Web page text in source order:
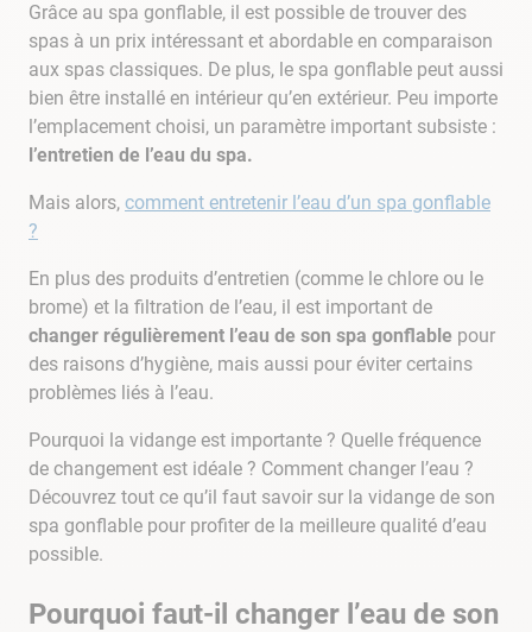
Grâce au spa gonflable, il est possible de trouver des
spas à un prix intéressant et abordable en comparaison
aux spas classiques. De plus, le spa gonflable peut aussi
bien être installé en intérieur qu’en extérieur. Peu importe
l’emplacement choisi, un paramètre important subsiste :
l’entretien de l’eau du spa.
Mais alors, comment entretenir l’eau d’un spa gonflable
?
En plus des produits d’entretien (comme le chlore ou le
brome) et la filtration de l’eau, il est important de
changer régulièrement l’eau de son spa gonflable pour
des raisons d’hygiène, mais aussi pour éviter certains
problèmes liés à l’eau.
Pourquoi la vidange est importante ? Quelle fréquence
de changement est idéale ? Comment changer l’eau ?
Découvrez tout ce qu’il faut savoir sur la vidange de son
spa gonflable pour profiter de la meilleure qualité d’eau
possible.
Pourquoi faut-il changer l’eau de son